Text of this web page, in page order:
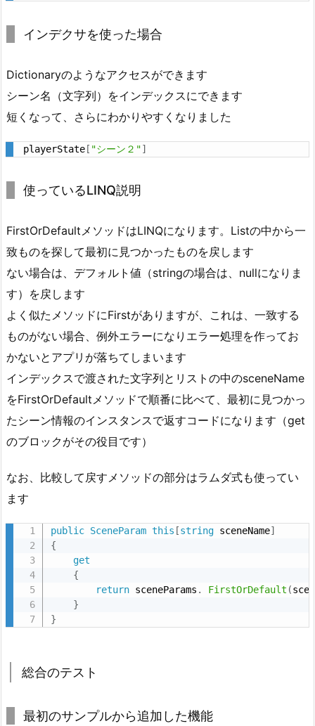
インデクサを使った場合
Dictionaryのようなアクセスができます
シーン名（文字列）をインデックスにできます
短くなって、さらにわかりやすくなりました
playerState [ "シーン２"]
使っているLINQ説明
FirstOrDefaultメソッドはLINQになります。Listの中から一
致ものを探して最初に見つかったものを戻します
ない場合は、デフォルト値（stringの場合は、nullになりま
す）を戻します
よく似たメソッドにFirstがありますが、これは、一致する
ものがない場合、例外エラーになりエラー処理を作ってお
かないとアプリが落ちてしまいます
インデックスで渡された文字列とリストの中のsceneName
をFirstOrDefaultメソッドで順番に比べて、最初に見つかっ
たシーン情報のインスタンスで返すコードになります（get
のブロックがその役目です）
なお、比較して戻すメソッドの部分はラムダ式も使ってい
ます
public SceneParam this [string sceneName]
{
get
{
return sceneParams . FirstOrDefault (
}
}
総合のテスト
最初のサンプルから追加した機能